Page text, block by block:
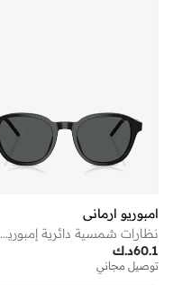
امبوريو ارماني
نظارات شمسية دائرية إمبوريو أرماني - أسود
د.ك60.1
توصيل مجاني